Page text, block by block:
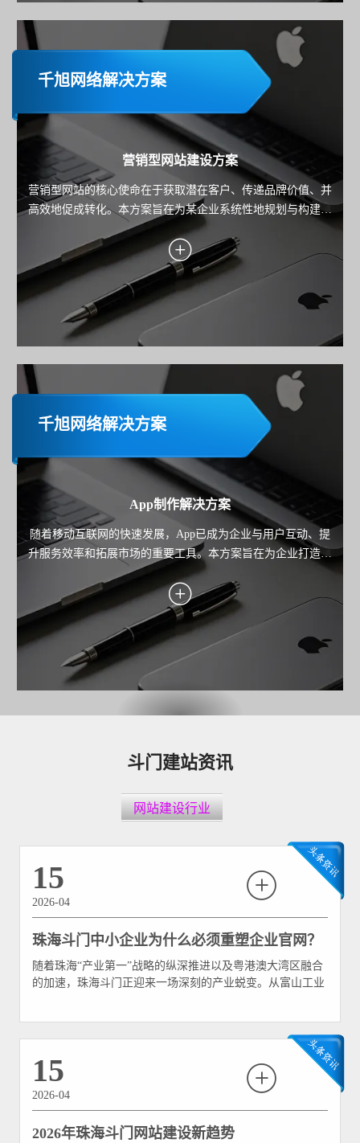
千旭网络解决方案
营销型网站建设方案
营销型网站的核心使命在于获取潜在客户、传递品牌价值、并
高效地促成转化。本方案旨在为某企业系统性地规划与构建一
个以数据驱动、以用户为中心、以转化为导向的高性能营销平
台。方案将深入阐述从目标设定、用户洞察、转化引擎设计到
技术实现与持续优化的全链路策略，确保每一分投入都能带来
可衡量的业务回报。
千旭网络解决方案
App制作解决方案
随着移动互联网的快速发展，App已成为企业与用户互动、提
升服务效率和拓展市场的重要工具。本方案旨在为企业打造一
款高性能、用户体验优秀且功能完善的移动应用，覆盖业务场
景需求，助力企业实现用户增长、服务优化与商业价值转化。
斗门建站资讯
网站建设行业
15
2026-04
珠海斗门中小企业为什么必须重塑企业官网？
随着珠海“产业第一”战略的纵深推进以及粤港澳大湾区融合
的加速，珠海斗门正迎来一场深刻的产业蜕变。从富山工业
于规模扩张与模式转型的关键期。 然而，在走访众多斗门
15
2026-04
2026年珠海斗门网站建设新趋势